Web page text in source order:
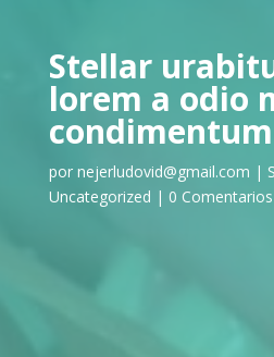
Stellar
lorem a odio
condimentum
por nejerludovid@gmail.com |
Uncategorized | 0 Comentarios